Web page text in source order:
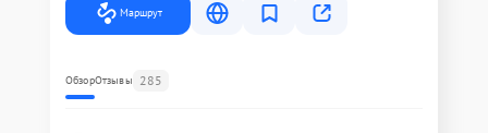
Маршрут
ОбзорОтзывы 285